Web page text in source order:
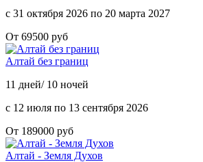
с 31 октября 2026 по 20 марта 2027
От 69500 руб
Алтай без границ
11 дней/ 10 ночей
с 12 июля по 13 сентября 2026
От 189000 руб
Алтай - Земля Духов